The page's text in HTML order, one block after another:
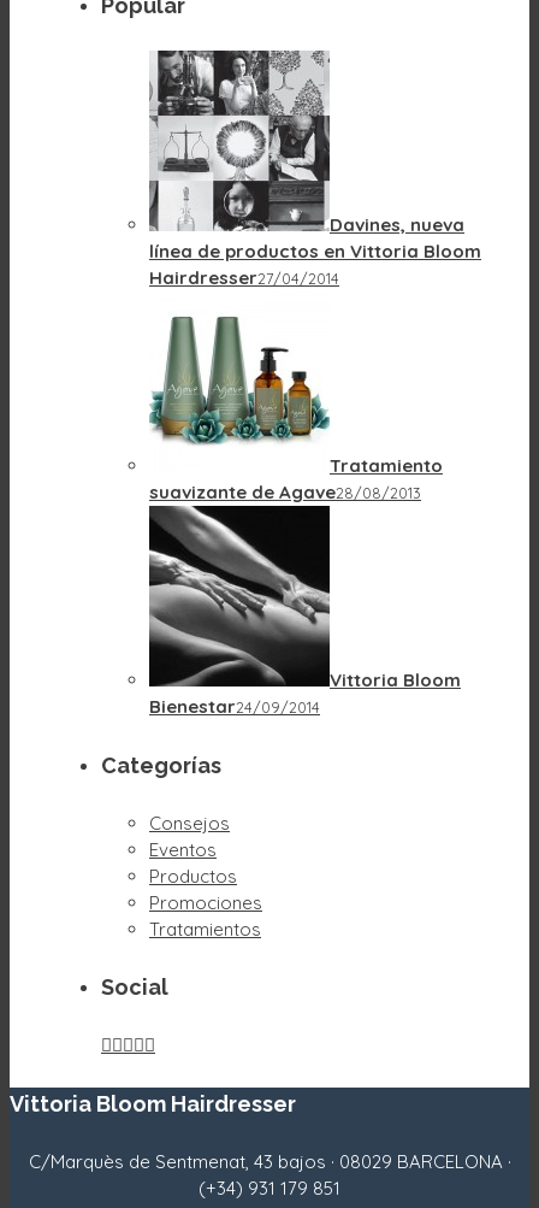
Popular
Davines, nueva
línea de productos en Vittoria Bloom
Hairdresser27/04/2014
Tratamiento
suavizante de Agave28/08/2013
Vittoria Bloom
Bienestar24/09/2014
Categorías
Consejos
Eventos
Productos
Promociones
Tratamientos
Social

Vittoria Bloom Hairdresser
C/Marquès de Sentmenat, 43 bajos · 08029 BARCELONA ·
(+34) 931 179 851